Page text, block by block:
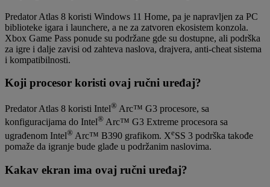
Predator Atlas 8 koristi Windows 11 Home, pa je napravljen za PC
biblioteke igara i launchere, a ne za zatvoren ekosistem konzola.
Xbox Game Pass ponude su podržane gde su dostupne, ali podrška
za igre i dalje zavisi od zahteva naslova, drajvera, anti-cheat sistema
i kompatibilnosti.
Koji procesor koristi ovaj ručni uređaj?
Predator Atlas 8 koristi Intel® Arc™ G3 procesore, sa
konfiguracijama do Intel® Arc™ G3 Extreme procesora sa
ugrađenom Intel® Arc™ B390 grafikom. XeSS 3 podrška takođe
pomaže da igranje bude glađe u podržanim naslovima.
Kakav ekran ima ovaj ručni uređaj?